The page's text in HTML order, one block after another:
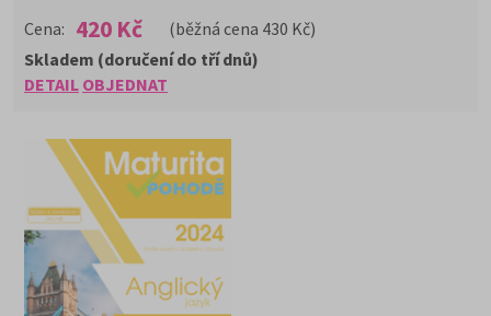
Cena: 420 Kč (běžná cena 430 Kč)
DETAIL OBJEDNAT
Skladem (doručení do tří dnů)